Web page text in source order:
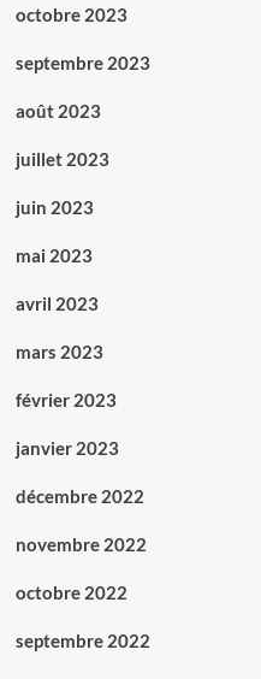
octobre 2023
septembre 2023
août 2023
juillet 2023
juin 2023
mai 2023
avril 2023
mars 2023
février 2023
janvier 2023
décembre 2022
novembre 2022
octobre 2022
septembre 2022